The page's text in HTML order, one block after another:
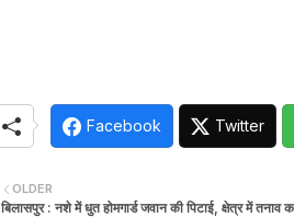
Facebook Twitter
OLDER
बिलासपुर : नशे में धुत होमगार्ड जवान की पिटाई, क्षेत्र में तनाव